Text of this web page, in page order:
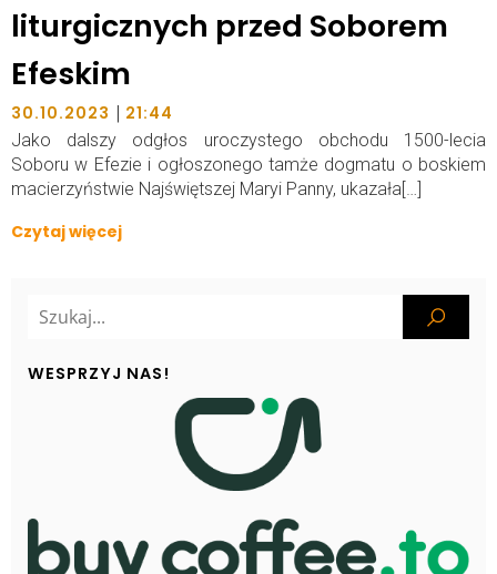
liturgicznych przed Soborem
Efeskim
30.10.2023 | 21:44
Jako dalszy odgłos uroczystego obchodu 1500-lecia
Soboru w Efezie i ogłoszonego tamże dogmatu o boskiem
macierzyństwie Najświętszej Maryi Panny, ukazała[…]
Czytaj więcej
WESPRZYJ NAS!